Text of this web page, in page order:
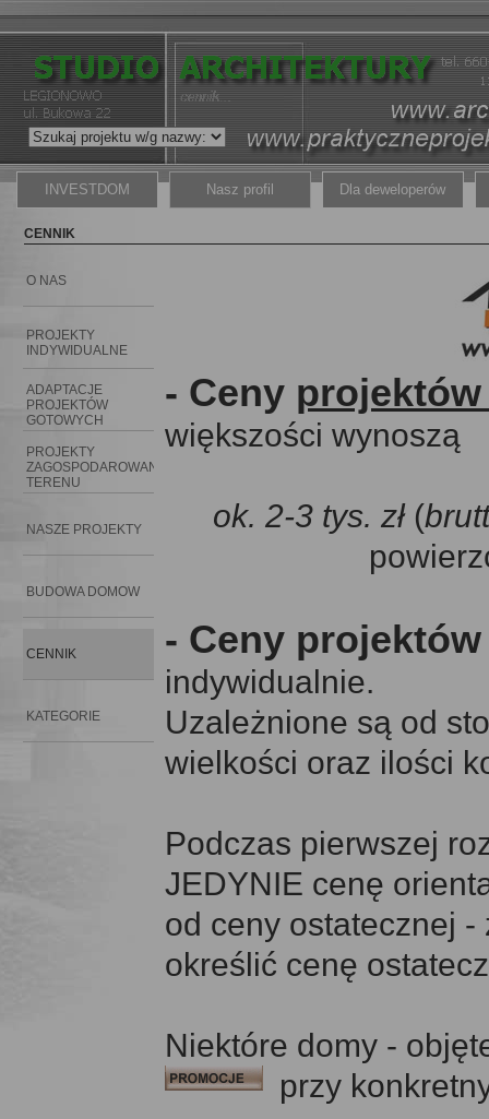
INVESTDOM Nasz profil Dla deweloperów
CENNIK
O NAS
PROJEKTY
INDYWIDUALNE
ADAPTACJE
PROJEKTÓW
GOTOWYCH
PROJEKTY
ZAGOSPODAROWANIA
TERENU
NASZE PROJEKTY
BUDOWA DOMOW
CENNIK
KATEGORIE
- Ceny
większości wynoszą
ok.2-3 tys. zł(
- Ceny
indywidualnie.
Uzależnione są od
wielkości oraz ilości
Podczas pierwszej
JEDYNIE cenę
od ceny ostatecznej -
określić cenę
Niektóre domy -
przy